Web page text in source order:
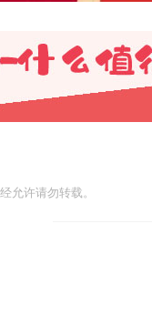
允许请勿转载。